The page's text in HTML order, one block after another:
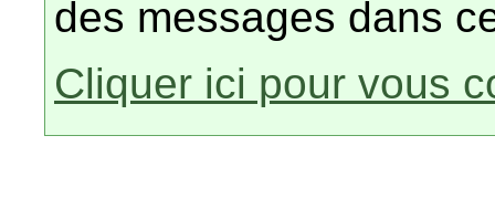
des messages dans
Cliquer ici pour vous